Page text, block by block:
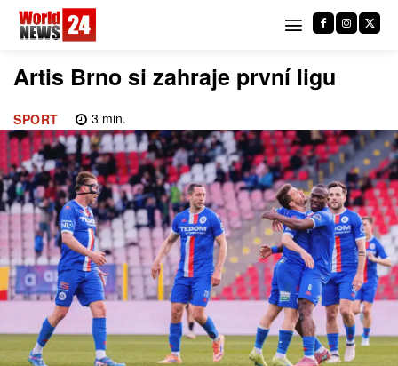
Artis Brno si zahraje první ligu
SPORT 3 min.